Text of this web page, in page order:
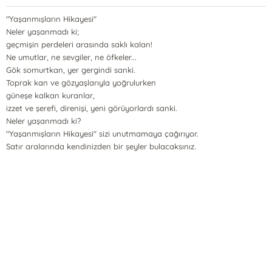
"Yaşanmışların Hikayesi"
Neler yaşanmadı ki;
geçmişin perdeleri arasında saklı kalan!
Ne umutlar, ne sevgiler, ne öfkeler...
Gök somurtkan, yer gergindi sanki.
Toprak kan ve gözyaşlarıyla yoğrulurken
güneşe kalkan kuranlar,
izzet ve şerefi, direnişi, yeni görüyorlardı sanki.
Neler yaşanmadı ki?
"Yaşanmışların Hikayesi" sizi unutmamaya çağırıyor.
Satır aralarında kendinizden bir şeyler bulacaksınız.